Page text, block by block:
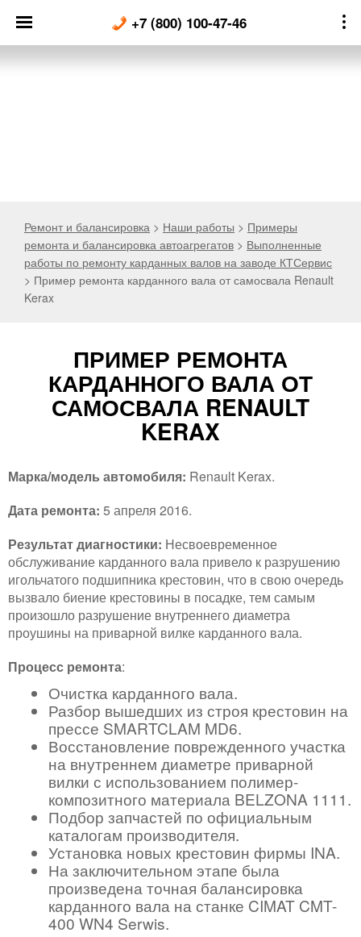
content
+7 (800) 100-47-46
Ремонт и балансировка > Наши работы > Примеры
ремонта и балансировка автоагрегатов > Выполненные
работы по ремонту карданных валов на заводе КТСервис
> Пример ремонта карданного вала от самосвала Renault
Kerax
ПРИМЕР РЕМОНТА
КАРДАННОГО ВАЛА ОТ
САМОСВАЛА RENAULT
KERAX
Марка/модель автомобиля: Renault Kerax.
Дата ремонта: 5 апреля 2016.
Результат диагностики: Несвоевременное
обслуживание карданного вала привело к разрушению
игольчатого подшипника крестовин, что в свою очередь
вызвало биение крестовины в посадке, тем самым
произошло разрушение внутреннего диаметра
проушины на приварной вилке карданного вала.
Процесс ремонта:
Очистка карданного вала.
Разбор вышедших из строя крестовин на
прессе SMARTCLAM MD6.
Восстановление поврежденного участка
на внутреннем диаметре приварной
вилки с использованием полимер-
композитного материала BELZONA 1111.
Подбор запчастей по официальным
каталогам производителя.
Установка новых крестовин фирмы INA.
На заключительном этапе была
произведена точная балансировка
карданного вала на станке CIMAT CMT-
400 WN4 Serwis.